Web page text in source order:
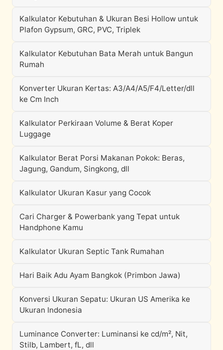
Kalkulator Kebutuhan & Ukuran Besi Hollow untuk
Plafon Gypsum, GRC, PVC, Triplek
Kalkulator Kebutuhan Bata Merah untuk Bangun
Rumah
Konverter Ukuran Kertas: A3/A4/A5/F4/Letter/dll
ke Cm Inch
Kalkulator Perkiraan Volume & Berat Koper
Luggage
Kalkulator Berat Porsi Makanan Pokok: Beras,
Jagung, Gandum, Singkong, dll
Kalkulator Ukuran Kasur yang Cocok
Cari Charger & Powerbank yang Tepat untuk
Handphone Kamu
Kalkulator Ukuran Septic Tank Rumahan
Hari Baik Adu Ayam Bangkok (Primbon Jawa)
Konversi Ukuran Sepatu: Ukuran US Amerika ke
Ukuran Indonesia
Luminance Converter: Luminansi ke cd/m², Nit,
Stilb, Lambert, fL, dll